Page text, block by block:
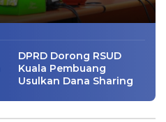
DPRD Dorong RSUD
Kuala Pembuang
Usulkan Dana Sharing